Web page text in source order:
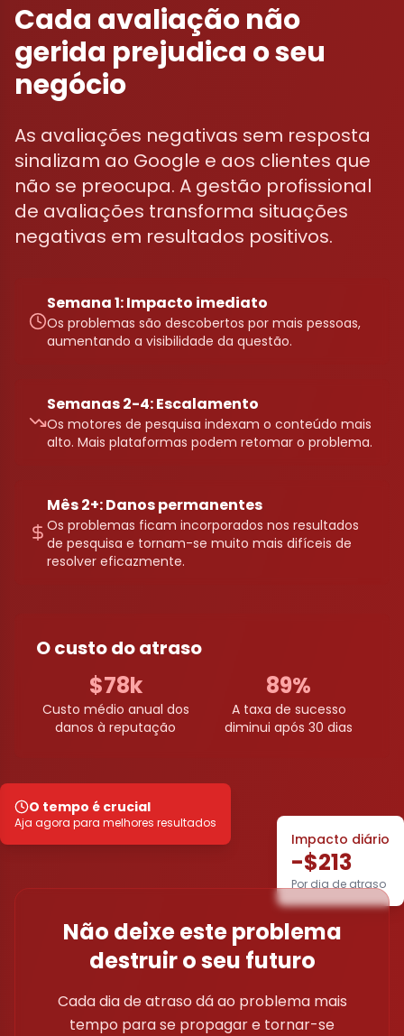
Cada avaliação não
gerida prejudica o seu
negócio
As avaliações negativas sem resposta
sinalizam ao Google e aos clientes que
não se preocupa. A gestão profissional
de avaliações transforma situações
negativas em resultados positivos.
Semana 1: Impacto imediato
Os problemas são descobertos por mais pessoas,
aumentando a visibilidade da questão.
Semanas 2-4: Escalamento
Os motores de pesquisa indexam o conteúdo mais
alto. Mais plataformas podem retomar o problema.
Mês 2+: Danos permanentes
Os problemas ficam incorporados nos resultados
de pesquisa e tornam-se muito mais difíceis de
resolver eficazmente.
O custo do atraso
$78k
Custo médio anual dos
danos à reputação
89%
A taxa de sucesso
diminui após 30 dias
Impacto diário
-$213
Por dia de atraso
O tempo é crucial
Aja agora para melhores resultados
Não deixe este problema
destruir o seu futuro
Cada dia de atraso dá ao problema mais
tempo para se propagar e tornar-se